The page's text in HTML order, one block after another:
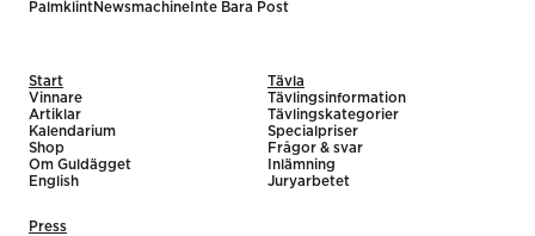
PalmklintNewsmachine Inte Bara Post
Start
Vinnare
Artiklar
Kalendarium
Shop
Om Guldägget
English
Tävla
Tävlingsinformation
Tävlingskategorier
Specialpriser
Frågor & svar
Inlämning
Juryarbetet
Press